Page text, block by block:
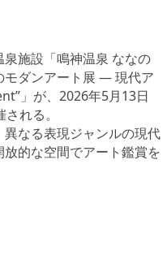
施設「鳴神温泉 ななの
モダンアート展 ― 現代ア
」が、2026年5月13日
れる。
なる表現ジャンルの現代
的な空間でアート鑑賞を